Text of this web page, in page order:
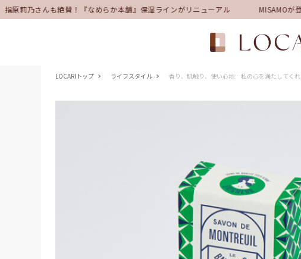
指原莉乃さんも絶賛！『なめらか本舗』保湿ラインがリニューアル MISAMOが
LOCARIトップ ライフスタイル 香り、肌触り、使い心地…私の心を満たしてく